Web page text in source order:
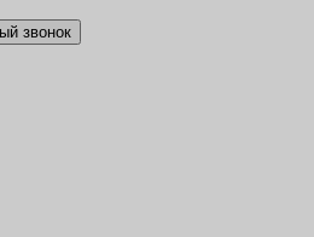
звонок